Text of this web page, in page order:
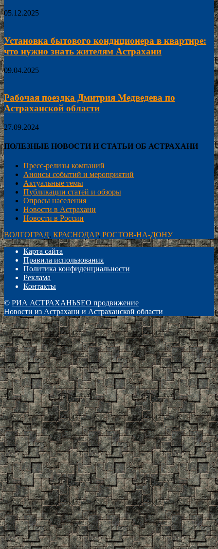
05.12.2025
Установка бытового кондиционера в квартире:
что нужно знать жителям Астрахани
09.04.2025
Рабочая поездка Дмитрия Медведева по
Астраханской области
27.09.2024
ПОЛЕЗНЫЕ НОВОСТИ И СТАТЬИ ОБ АСТРАХАНИ
Пресс-релизы компаний
Анонсы событий и мероприятий
Актуальные темы
Публикации статей и обзоры
Опросы населения
Новости в Астрахани
Новости в России
ВОЛГОГРАД, КРАСНОДАР, РОСТОВ-НА-ДОНУ
Карта сайта
Правила использования
Политика конфиденциальности
Реклама
Контакты
© РИА АСТРАХАНЬSEO продвижение
Новости из Астрахани и Астраханской области